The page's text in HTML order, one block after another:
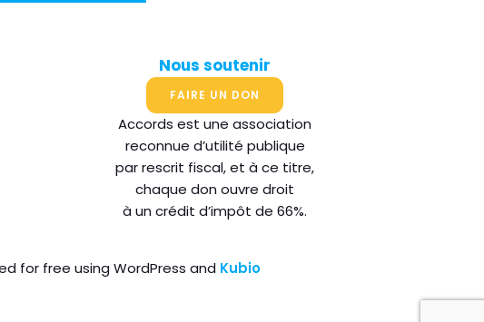
Nous soutenir
FAIRE UN DON
Accords est une association
reconnue d’utilité publique
par rescrit fiscal, et à ce titre,
chaque don ouvre droit
à un crédit d’impôt de 66%.
for free using WordPress and Kubio